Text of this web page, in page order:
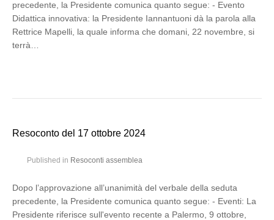
precedente, la Presidente comunica quanto segue: - Evento
Didattica innovativa: la Presidente Iannantuoni dà la parola alla
Rettrice Mapelli, la quale informa che domani, 22 novembre, si
terrà…
Resoconto del 17 ottobre 2024
Published in Resoconti assemblea
Dopo l’approvazione all’unanimità del verbale della seduta
precedente, la Presidente comunica quanto segue: - Eventi: La
Presidente riferisce sull'evento recente a Palermo, 9 ottobre,